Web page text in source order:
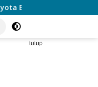
Paling Efisien
tutup